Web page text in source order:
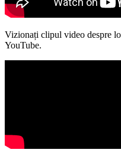
Vizionați clipul video despre
YouTube.